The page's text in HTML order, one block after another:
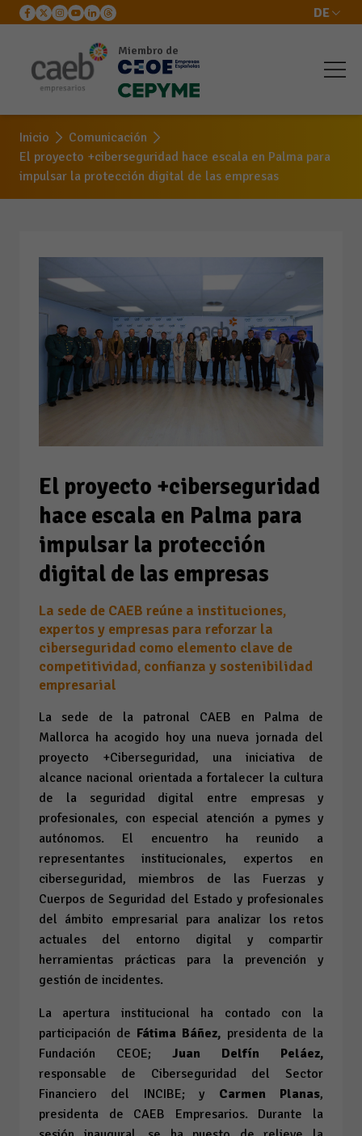
DE
Miembro de
Inicio
Comunicación
El proyecto +ciberseguridad hace escala en Palma para
impulsar la protección digital de las empresas
El proyecto +ciberseguridad
hace escala en Palma para
impulsar la protección
digital de las empresas
La sede de CAEB reúne a instituciones,
expertos y empresas para reforzar la
ciberseguridad como elemento clave de
competitividad, confianza y sostenibilidad
empresarial
La sede de la patronal CAEB en Palma de
Mallorca ha acogido hoy una nueva jornada del
proyecto +Ciberseguridad, una iniciativa de
alcance nacional orientada a fortalecer la cultura
de la seguridad digital entre empresas y
profesionales, con especial atención a pymes y
autónomos. El encuentro ha reunido a
representantes institucionales, expertos en
ciberseguridad, miembros de las Fuerzas y
Cuerpos de Seguridad del Estado y profesionales
del ámbito empresarial para analizar los retos
actuales del entorno digital y compartir
herramientas prácticas para la prevención y
gestión de incidentes.
La apertura institucional ha contado con la
participación de Fátima Báñez, presidenta de la
Fundación CEOE; Juan Delfín Peláez,
responsable de Ciberseguridad del Sector
Financiero del INCIBE; y Carmen Planas,
presidenta de CAEB Empresarios. Durante la